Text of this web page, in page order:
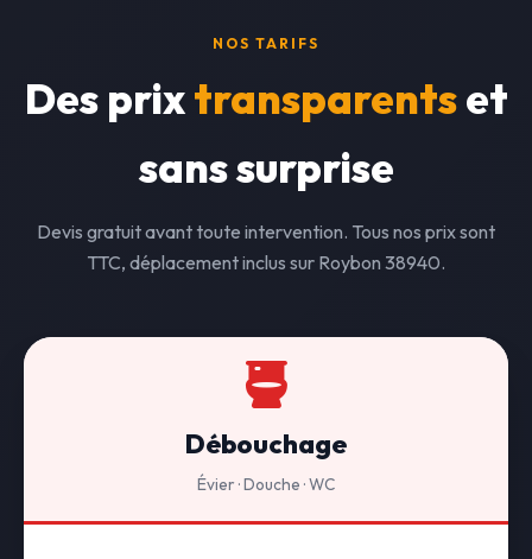
NOS TARIFS
Des prixtransparentset
sans surprise
Devis gratuit avant toute intervention. Tous nos prix sont
TTC, déplacement inclus sur Roybon 38940.
Débouchage
Évier · Douche · WC